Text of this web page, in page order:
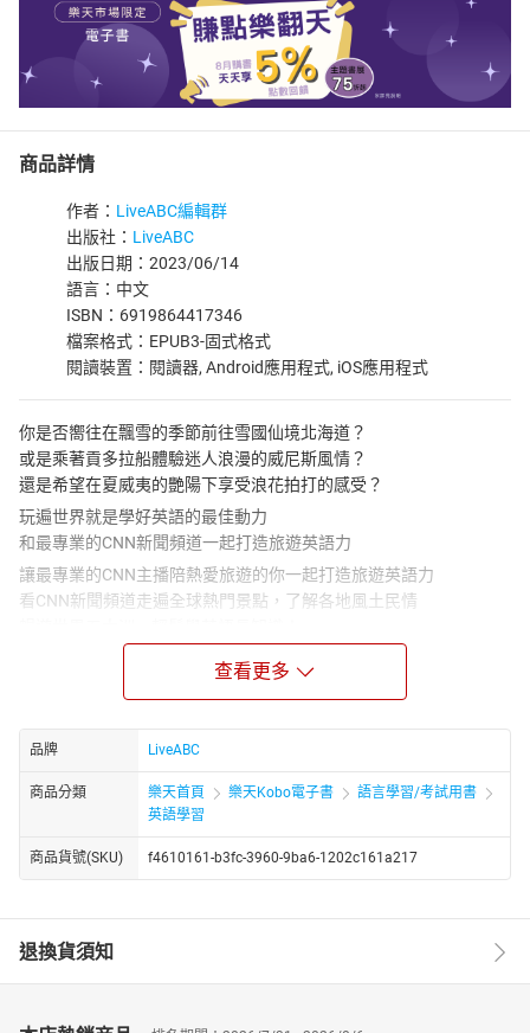
商品詳情
作者： LiveABC編輯群
出版社： LiveABC
出版日期：2023/06/14
語言：中文
ISBN：6919864417346
檔案格式：EPUB3-固式格式
閱讀裝置：閱讀器, Android應用程式, iOS應用程式
你是否嚮往在飄雪的季節前往雪國仙境北海道？
或是乘著貢多拉船體驗迷人浪漫的威尼斯風情？
還是希望在夏威夷的艷陽下享受浪花拍打的感受？
玩遍世界就是學好英語的最佳動力
和最專業的CNN新聞頻道一起打造旅遊英語力
讓最專業的CNN主播陪熱愛旅遊的你一起打造旅遊英語力
看CNN新聞頻道走遍全球熱門景點，了解各地風土民情
精心編排4大學習特色，提供紮實訓練
讓英語表達更接近母語人士
彩文化！
【超實用】彙整實用新聞詞彙、延伸學習、圖解單字，讓英語實力
突飛猛進！
【有影音】收錄獨家CNN新聞報導影片，提供你最紮實的英聽訓
練！
嚴選30篇CNN旅遊專題報導
分為亞洲、歐洲、北美洲與南美洲，以及非洲與大洋洲等四個章
節。
查看更多
品牌 LiveABC
商品分類 樂天首頁 樂天Kobo電子書
語言學習/考試用書
英語學習
商品貨號(SKU) f4610161-b3fc-3960-9ba6-1202c161a217
退換貨須知